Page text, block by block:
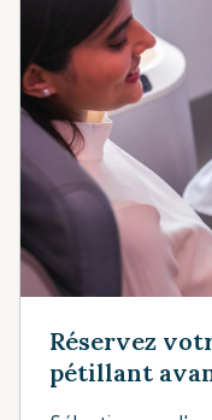
Réservez
pétillant